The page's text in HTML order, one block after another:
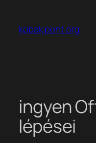
tartalomhoz
kobak pont org
ingyen
lépései